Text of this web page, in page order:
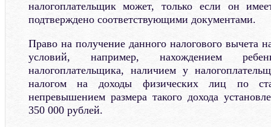
налогоплательщик может, только если он
подтверждено соответствующими документами.
Право на получение данного налогового вычета
условий, например, нахождением
налогоплательщика, наличием у
налогом на доходы физических лиц по
непревышением размера такого дохода
350 000 рублей.